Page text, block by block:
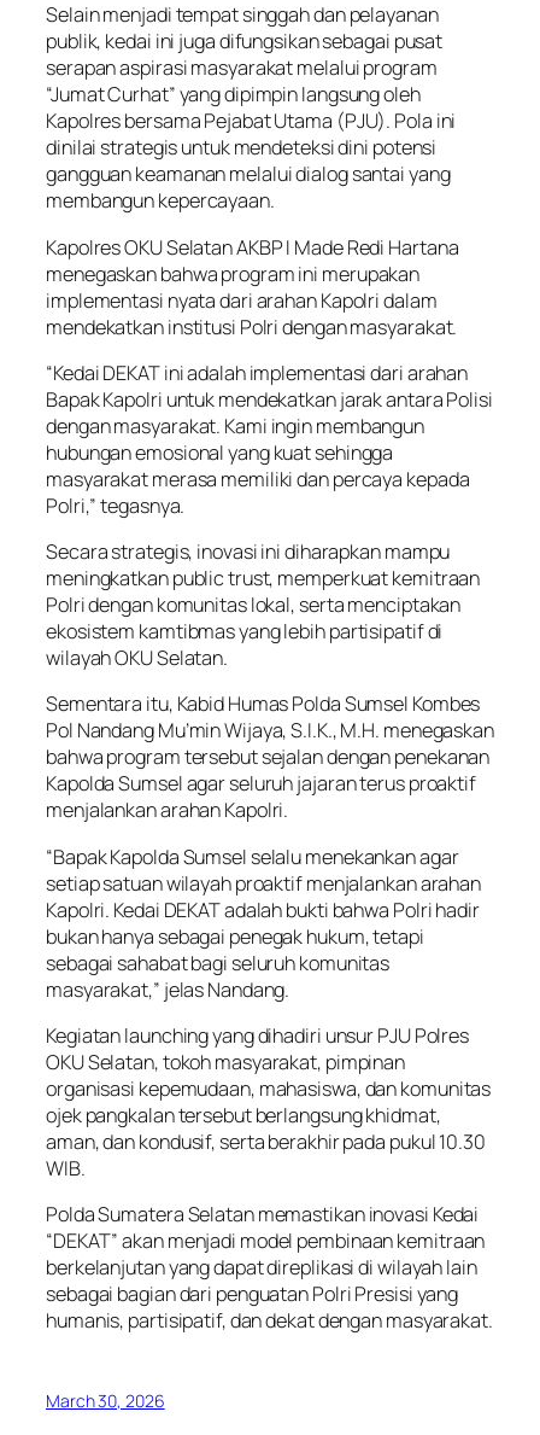
Selain menjadi tempat singgah dan pelayanan
publik, kedai ini juga difungsikan sebagai pusat
serapan aspirasi masyarakat melalui program
“Jumat Curhat” yang dipimpin langsung oleh
Kapolres bersama Pejabat Utama (PJU). Pola ini
dinilai strategis untuk mendeteksi dini potensi
gangguan keamanan melalui dialog santai yang
membangun kepercayaan.
Kapolres OKU Selatan AKBP I Made Redi Hartana
menegaskan bahwa program ini merupakan
implementasi nyata dari arahan Kapolri dalam
mendekatkan institusi Polri dengan masyarakat.
“Kedai DEKAT ini adalah implementasi dari arahan
Bapak Kapolri untuk mendekatkan jarak antara Polisi
dengan masyarakat. Kami ingin membangun
hubungan emosional yang kuat sehingga
masyarakat merasa memiliki dan percaya kepada
Polri,” tegasnya.
Secara strategis, inovasi ini diharapkan mampu
meningkatkan public trust, memperkuat kemitraan
Polri dengan komunitas lokal, serta menciptakan
ekosistem kamtibmas yang lebih partisipatif di
wilayah OKU Selatan.
Sementara itu, Kabid Humas Polda Sumsel Kombes
Pol Nandang Mu’min Wijaya, S.I.K., M.H. menegaskan
bahwa program tersebut sejalan dengan penekanan
Kapolda Sumsel agar seluruh jajaran terus proaktif
menjalankan arahan Kapolri.
“Bapak Kapolda Sumsel selalu menekankan agar
setiap satuan wilayah proaktif menjalankan arahan
Kapolri. Kedai DEKAT adalah bukti bahwa Polri hadir
bukan hanya sebagai penegak hukum, tetapi
sebagai sahabat bagi seluruh komunitas
masyarakat,” jelas Nandang.
Kegiatan launching yang dihadiri unsur PJU Polres
OKU Selatan, tokoh masyarakat, pimpinan
organisasi kepemudaan, mahasiswa, dan komunitas
ojek pangkalan tersebut berlangsung khidmat,
aman, dan kondusif, serta berakhir pada pukul 10.30
WIB.
Polda Sumatera Selatan memastikan inovasi Kedai
“DEKAT” akan menjadi model pembinaan kemitraan
berkelanjutan yang dapat direplikasi di wilayah lain
sebagai bagian dari penguatan Polri Presisi yang
humanis, partisipatif, dan dekat dengan masyarakat.
March 30, 2026